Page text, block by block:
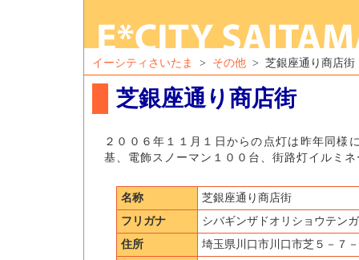
イーシティさいたま > その他 > 芝銀座通り商店街
芝銀座通り商店街
２００６年１１月１日からの点灯は昨年同様
基、電飾スノーマン１００台、街路灯イルミ
名称
芝銀座通り商店街
フリガナ
シバギンザドオリショウテン
住所
埼玉県川口市川口市芝５－７